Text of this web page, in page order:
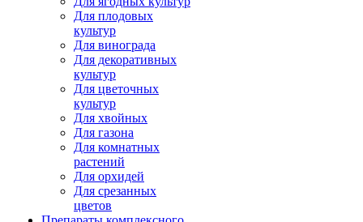
Для плодовых
культур
Для винограда
Для декоративных
культур
Для цветочных
культур
Для хвойных
Для газона
Для комнатных
растений
Для орхидей
Для срезанных
цветов